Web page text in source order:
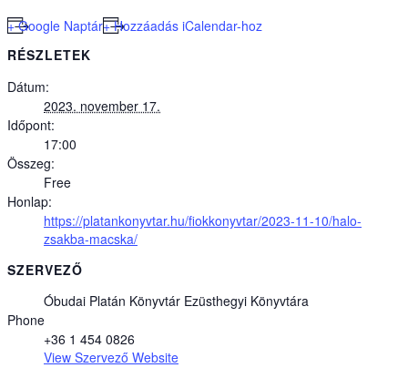
+ Google Naptár+ Hozzáadás iCalendar-hoz
RÉSZLETEK
Dátum:
2023. november 17.
Időpont:
17:00
Összeg:
Free
Honlap:
https://platankonyvtar.hu/fiokkonyvtar/2023-11-10/halo-
zsakba-macska/
SZERVEZŐ
Óbudai Platán Könyvtár Ezüsthegyi Könyvtára
Phone
+36 1 454 0826
View Szervező Website